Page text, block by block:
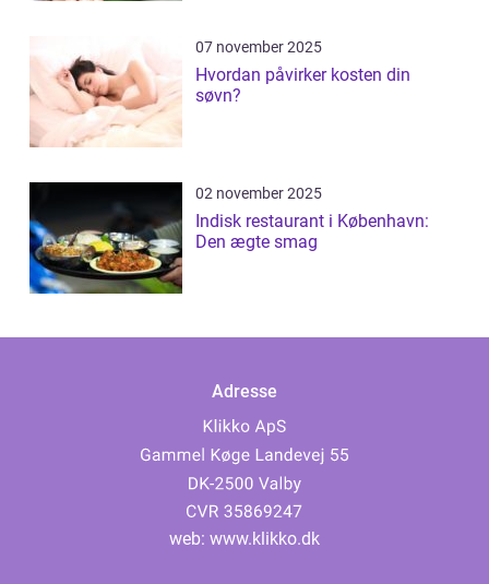
07 november 2025
Hvordan påvirker kosten din
søvn?
02 november 2025
Indisk restaurant i København:
Den ægte smag
Adresse
web: www.klikko.dk